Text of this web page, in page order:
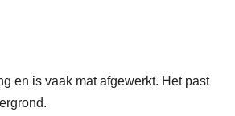
en is vaak mat afgewerkt. Het past